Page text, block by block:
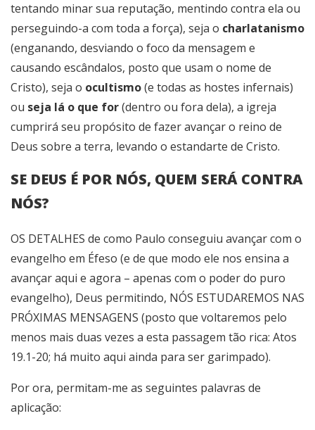
tentando minar sua reputação, mentindo contra ela ou
perseguindo-a com toda a força), seja o charlatanismo
(enganando, desviando o foco da mensagem e
causando escândalos, posto que usam o nome de
Cristo), seja o ocultismo(e todas as hostes infernais)
ou seja lá o que for(dentro ou fora dela), a igreja
cumprirá seu propósito de fazer avançar o reino de
Deus sobre a terra, levando o estandarte de Cristo.
SE DEUS É POR NÓS, QUEM SERÁ CONTRA
NÓS?
OS DETALHES de como Paulo conseguiu avançar com o
evangelho em Éfeso (e de que modo ele nos ensina a
avançar aqui e agora – apenas com o poder do puro
evangelho), Deus permitindo, NÓS ESTUDAREMOS NAS
PRÓXIMAS MENSAGENS (posto que voltaremos pelo
menos mais duas vezes a esta passagem tão rica: Atos
19.1-20; há muito aqui ainda para ser garimpado).
Por ora, permitam-me as seguintes palavras de
aplicação: